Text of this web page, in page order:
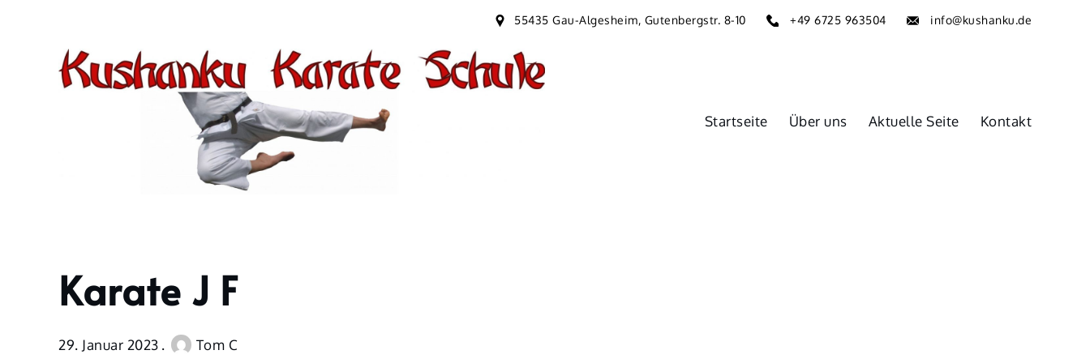
55435 Gau-Algesheim, Gutenbergstr. 8-10 +49 6725 963504 info@kushanku.de
Startseite Über uns Aktuelle Seite Kontakt
Home
Veranstaltungen
Karate J F
29. Januar 2023 Tom C